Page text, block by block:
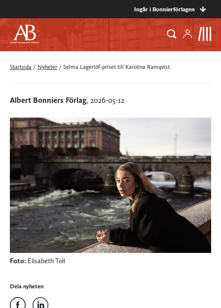
Ingår i Bonnierförlagen
Startsida / Nyheter / Selma Lagerlöf-priset till Karolina Ramqvist
Albert Bonniers Förlag, 2026-05-12
Foto: Elisabeth Toll
Dela nyheten